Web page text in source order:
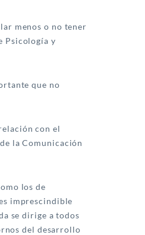
menos o no tener
Psicología y
que no
con el
la Comunicación
los de
imprescindible
se dirige a todos
del desarrollo